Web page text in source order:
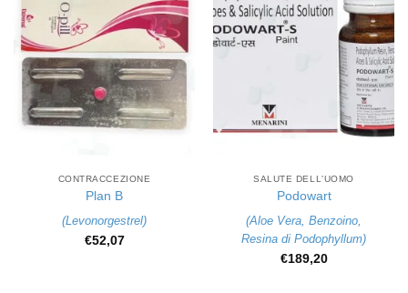
CONTRACCEZIONE
Plan B
(Levonorgestrel)
€52,07
SALUTE DELL'UOMO
Podowart
(Aloe Vera Benzoino
Resina di Podophyllum)
€189,20